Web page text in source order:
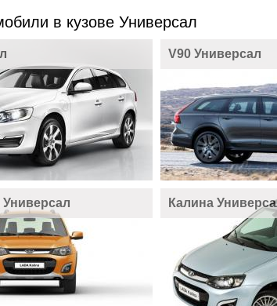
в кузове Универсал
V90 Универсал
Универсал Калина